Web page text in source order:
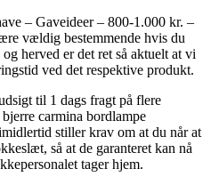
– Gaveideer – 800-1.000 kr. –
vældig bestemmende hvis du
herved er det ret så aktuelt at vi
ved det respektive produkt.
til 1 dags fragt på flere
carmina bordlampe
stiller krav om at du når at
så at de garanteret kan nå
tager hjem.